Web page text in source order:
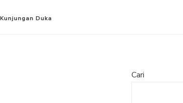
Kunjungan Duka
Cari